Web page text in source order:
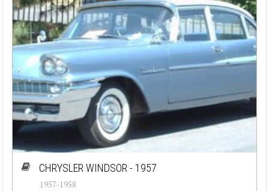
CHRYSLER WINDSOR - 1957
1957-1958